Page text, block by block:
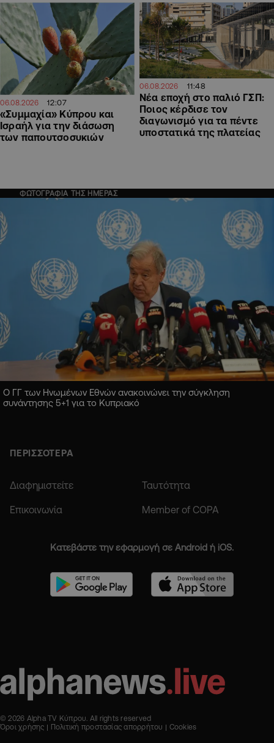
06.08.2026 12:07
«Συμμαχία» Κύπρου και
Ισραήλ για την διάσωση
των παπουτσοσυκιών
06.08.2026 11:48
Νέα εποχή στο παλιό ΓΣΠ:
Ποιος κέρδισε τον
διαγωνισμό για τα πέντε
υποστατικά της πλατείας
ΦΩΤΟΓΡΑΦΙΑ ΤΗΣ ΗΜΕΡΑΣ
Ο ΓΓ των Ηνωμένων Εθνών ανακοινώνει την σύγκληση
συνάντησης 5+1 για το Κυπριακό
ΠΕΡΙΣΣΟΤΕΡΑ
Διαφημιστείτε Ταυτότητα
Επικοινωνία Member of COPA
Κατεβάστε την εφαρμογή σε Android ή iOS.
© 2026 Alpha TV Κύπρου. All rights reserved
Όροι χρήσης
Πολιτική προστασίας απορρήτου Cookies